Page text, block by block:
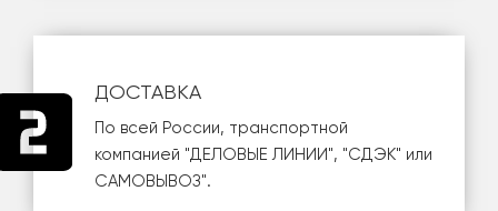
ДОСТАВКА
По всей России, транспортной
компанией "ДЕЛОВЫЕ ЛИНИИ", "СДЭК" или
САМОВЫВОЗ".